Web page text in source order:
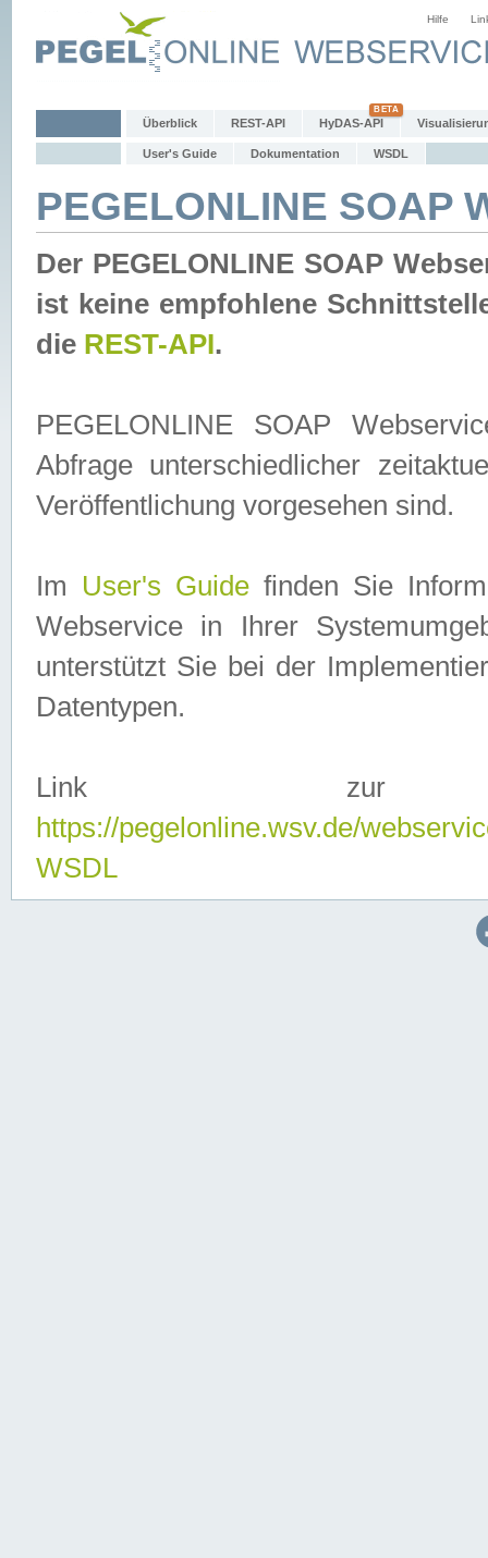
Hilfe
Überblick REST-API HyDAS-API
User's Guide Dokumentation WSDL
PEGELONLINE SOAP
Der PEGELONLINE SOAP
ist keine empfohlene
die REST-API.
PEGELONLINE SOAP
Abfrage unterschiedlicher
Veröffentlichung vorgesehen sind.
Im User's Guidefinden Sie
Webservice in Ihrer
unterstützt Sie bei der
Datentypen.
Link zur
https://pegelonline.wsv.de/
WSDL